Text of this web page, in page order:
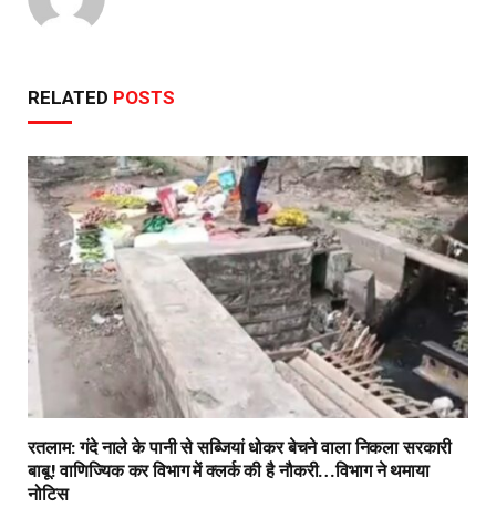
RELATED POSTS
रतलाम: गंदे नाले के पानी से सब्जियां धोकर बेचने वाला निकला सरकारी
बाबू! वाणिज्यिक कर विभाग में क्लर्क की है नौकरी…विभाग ने थमाया
नोटिस